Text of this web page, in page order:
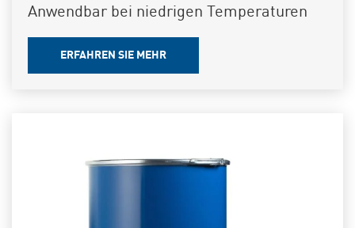
Anwendbar bei niedrigen Temperaturen
ERFAHREN SIE MEHR